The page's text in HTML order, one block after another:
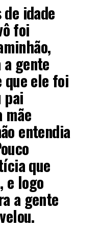
idade
foi
gente
que ele foi
pai
mãe
entendia
que
e logo
a gente